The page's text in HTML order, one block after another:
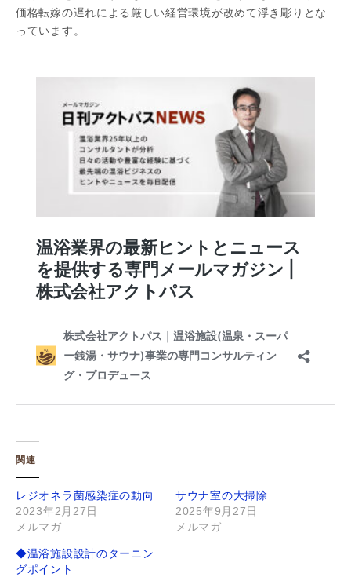
価格転嫁の遅れによる厳しい経営環境が改めて浮き彫りとな
っています。
関連
レジオネラ菌感染症の動向
2023年2月27日
メルマガ
サウナ室の大掃除
2025年9月27日
メルマガ
◆温浴施設設計のターニン
グポイント